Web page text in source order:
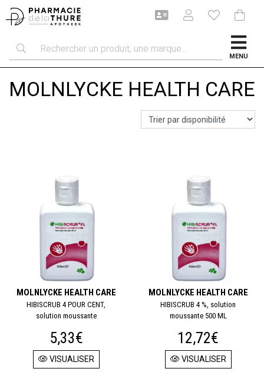
MENU
MOLNLYCKE HEALTH CARE
MOLNLYCKE HEALTH CARE
HIBISCRUB 4 POUR CENT,
solution moussante
5,33€
VISUALISER
MOLNLYCKE HEALTH CARE
HIBISCRUB 4 %, solution
moussante 500 ML
12,72€
VISUALISER